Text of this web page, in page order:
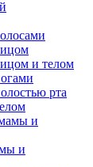
и телом
рта
и